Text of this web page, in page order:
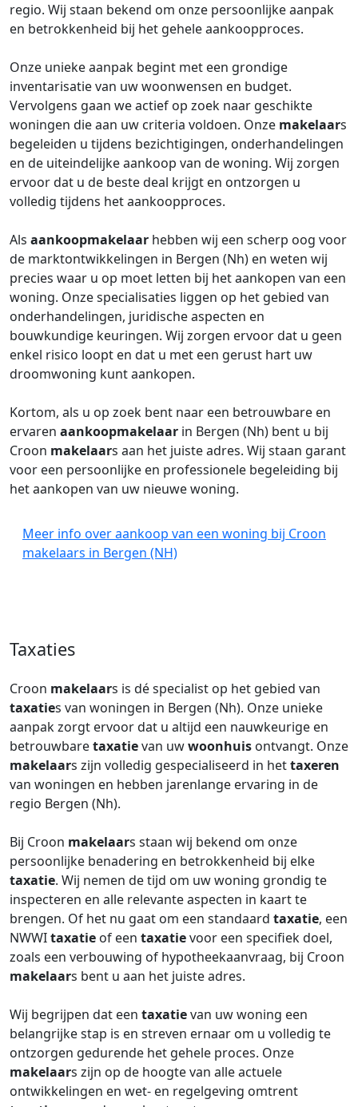
regio. Wij staan bekend om onze persoonlijke aanpak
en betrokkenheid bij het gehele aankoopproces.
Onze unieke aanpak begint met een grondige
inventarisatie van uw woonwensen en budget.
Vervolgens gaan we actief op zoek naar geschikte
woningen die aan uw criteria voldoen. Onze makelaars
begeleiden u tijdens bezichtigingen, onderhandelingen
en de uiteindelijke aankoop van de woning. Wij zorgen
ervoor dat u de beste deal krijgt en ontzorgen u
volledig tijdens het aankoopproces.
Als aankoopmakelaar hebben wij een scherp oog voor
de marktontwikkelingen in Bergen (Nh) en weten wij
precies waar u op moet letten bij het aankopen van een
woning. Onze specialisaties liggen op het gebied van
onderhandelingen, juridische aspecten en
bouwkundige keuringen. Wij zorgen ervoor dat u geen
enkel risico loopt en dat u met een gerust hart uw
droomwoning kunt aankopen.
Kortom, als u op zoek bent naar een betrouwbare en
ervaren aankoopmakelaar in Bergen (Nh) bent u bij
Croon makelaars aan het juiste adres. Wij staan garant
voor een persoonlijke en professionele begeleiding bij
het aankopen van uw nieuwe woning.
Meer info over aankoop van een woning bij Croon
makelaars in Bergen (NH)
Taxaties
Croon makelaars is dé specialist op het gebied van
taxaties van woningen in Bergen (Nh). Onze unieke
aanpak zorgt ervoor dat u altijd een nauwkeurige en
betrouwbaretaxatievan uwwoonhuis ontvangt. Onze
makelaars zijn volledig gespecialiseerd in hettaxeren
van woningen en hebben jarenlange ervaring in de
regio Bergen (Nh).
Bij Croon makelaars staan wij bekend om onze
persoonlijke benadering en betrokkenheid bij elke
taxatie. Wij nemen de tijd om uw woning grondig te
inspecteren en alle relevante aspecten in kaart te
brengen. Of het nu gaat om een standaard taxatie, een
NWWItaxatie of een taxatievoor een specifiek doel,
zoals een verbouwing of hypotheekaanvraag, bij Croon
makelaars bent u aan het juiste adres.
Wij begrijpen dat een taxatievan uw woning een
belangrijke stap is en streven ernaar om u volledig te
ontzorgen gedurende het gehele proces. Onze
makelaars zijn op de hoogte van alle actuele
ontwikkelingen en wet- en regelgeving omtrent